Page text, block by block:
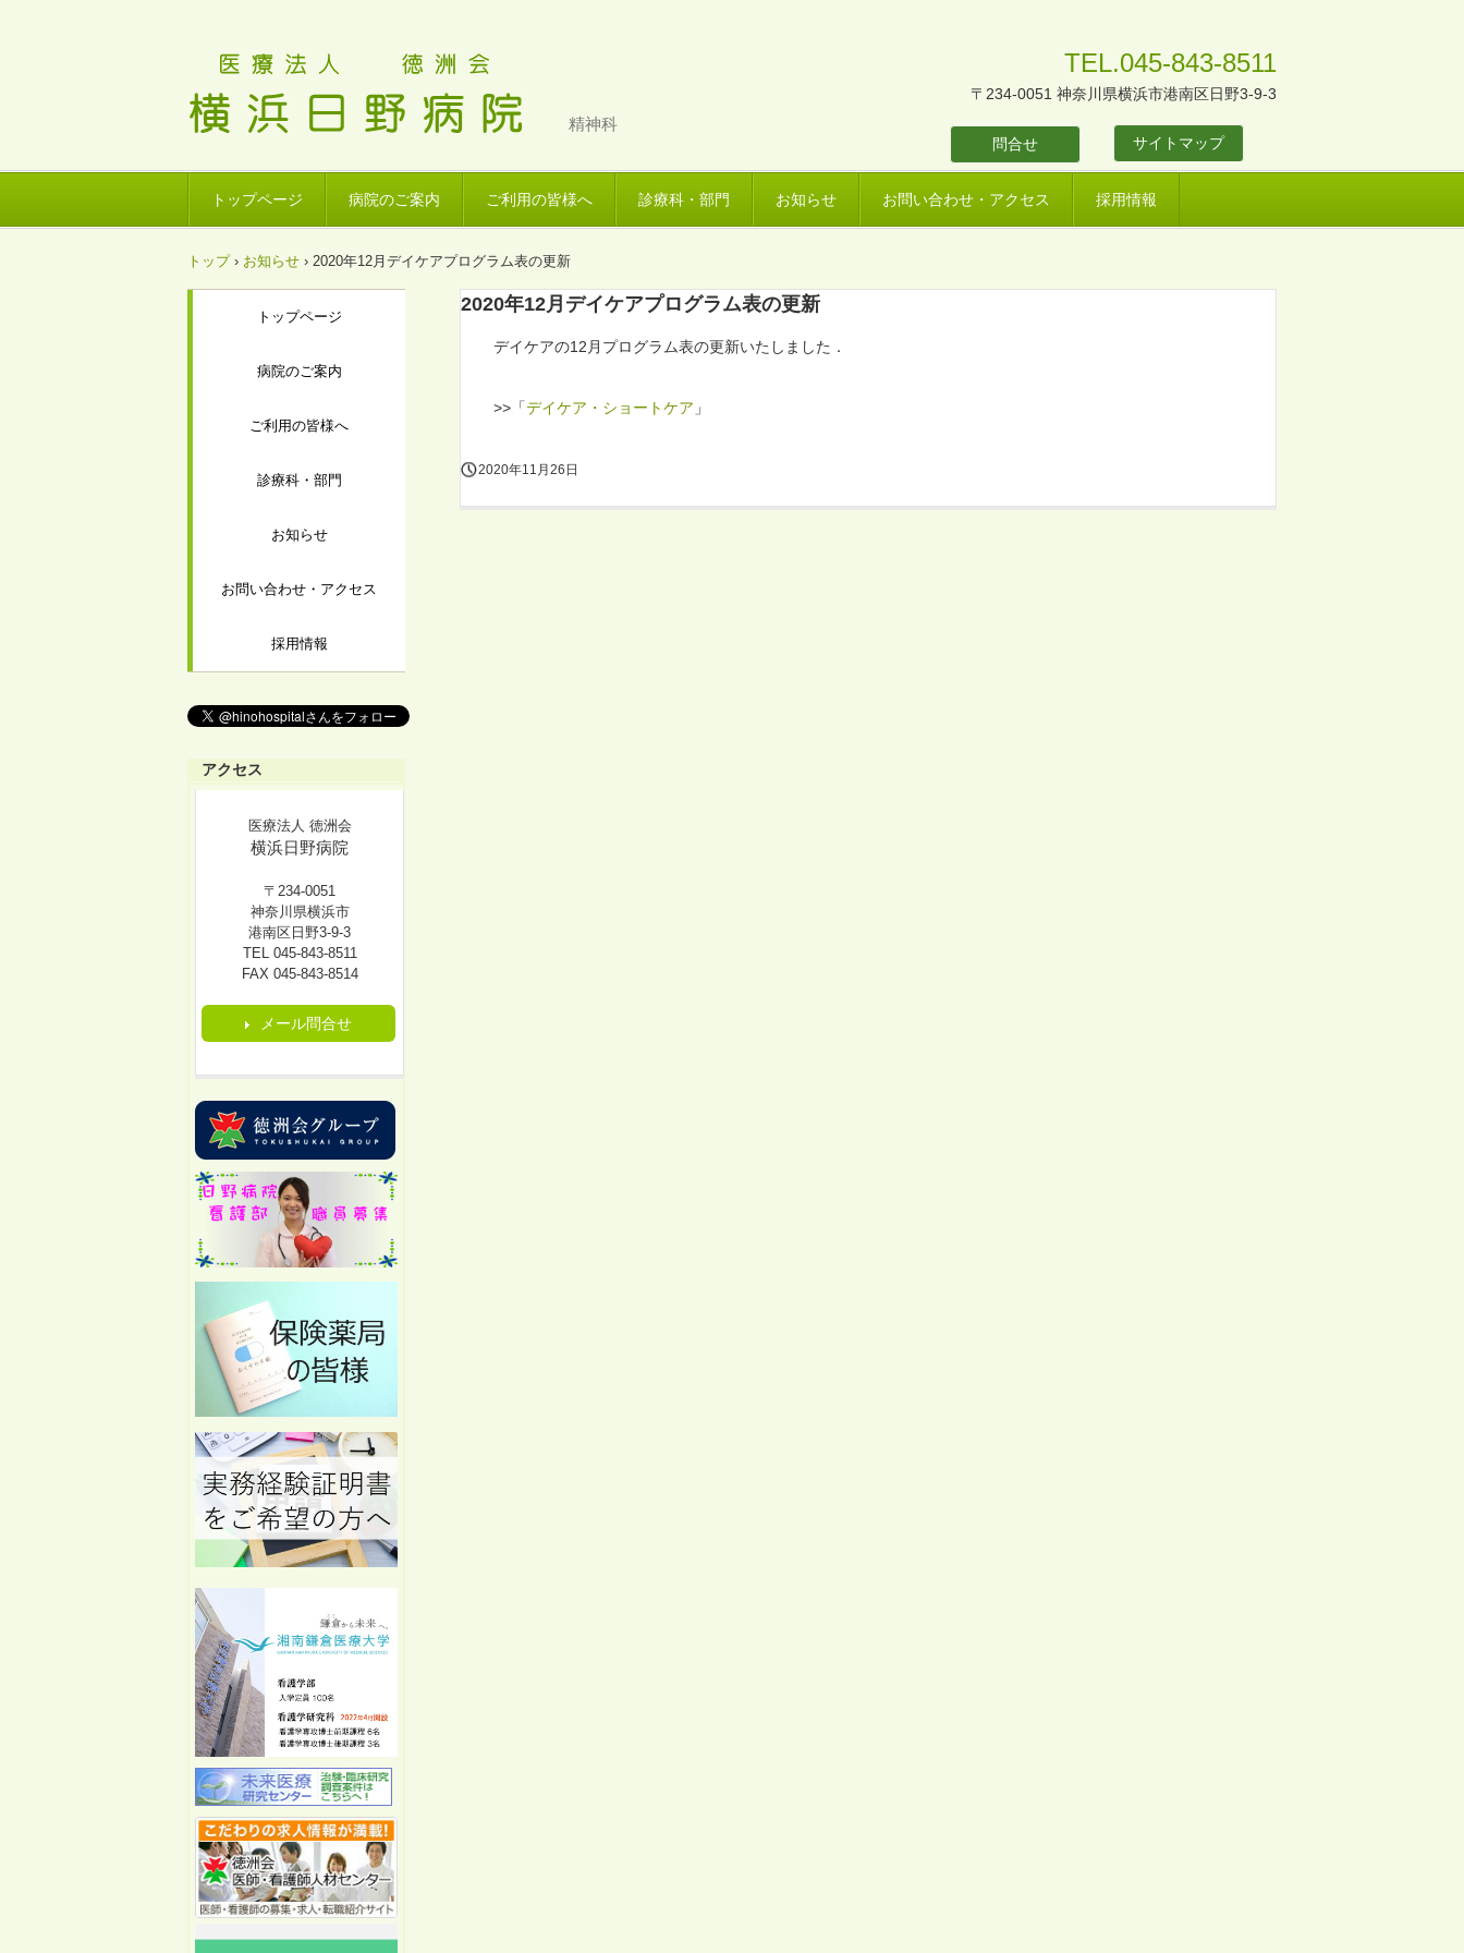
TEL.045-843-8511
〒234-0051 神奈川県横浜市港南区日野3-9-3
精神科
問合せ サイトマップ
トップページ 病院のご案内 ご利用の皆様へ 診療科・部門 お知らせ お問い合わせ・アクセス 採用情報
トップ › お知らせ › 2020年12月デイケアプログラム表の更新
2020年12月デイケアプログラム表の更新
デイケアの12月プログラム表の更新いたしました．
>>「デイケア・ショートケア 」
2020年11月26日
トップページ
病院のご案内
ご利用の皆様へ
診療科・部門
お知らせ
お問い合わせ・アクセス
採用情報
アクセス
医療法人 徳洲会
横浜日野病院
〒234-0051
神奈川県横浜市
港南区日野3-9-3
TEL 045-843-8511
FAX 045-843-8514
メール問合せ